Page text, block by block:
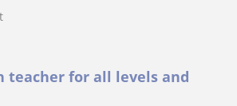
teacher for all levels and